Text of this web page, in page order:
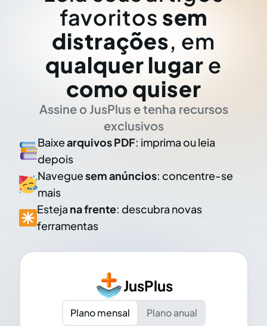
favoritos sem
distrações, em
qualquer lugar e
como quiser
Assine o JusPlus e tenha recursos
exclusivos
Baixearquivos PDF: imprima ou leia
depois
Naveguesem anúncios: concentre-se
mais
Esteja na frente: descubra novas
ferramentas
JusPlus
Plano mensal
Plano anual